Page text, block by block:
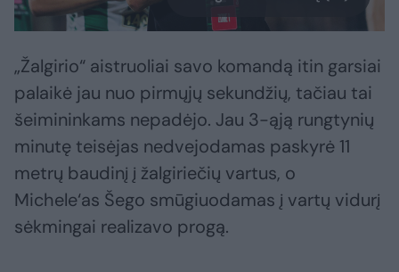
„Žalgirio“ aistruoliai savo komandą itin garsiai
palaikė jau nuo pirmųjų sekundžių, tačiau tai
šeimininkams nepadėjo. Jau 3-ąją rungtynių
minutę teisėjas nedvejodamas paskyrė 11
metrų baudinį į žalgiriečių vartus, o
Michele‘as Šego smūgiuodamas į vartų vidurį
sėkmingai realizavo progą.